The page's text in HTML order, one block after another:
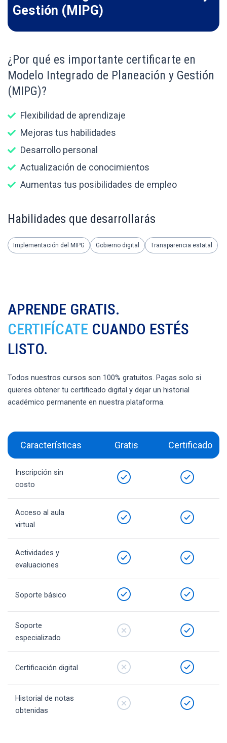
Gestión (MIPG)
¿Por qué es importante certificarte en
Modelo Integrado de Planeación y Gestión
(MIPG)?
Flexibilidad de aprendizaje
Mejoras tus habilidades
Desarrollo personal
Actualización de conocimientos
Aumentas tus posibilidades de empleo
Habilidades que desarrollarás
Implementación del MIPG Gobierno digital Transparencia estatal
APRENDE GRATIS.
CERTIFÍCATE CUANDO ESTÉS
LISTO.
Todos nuestros cursos son 100% gratuitos. Pagas solo si
quieres obtener tu certificado digital y dejar un historial
académico permanente en nuestra plataforma.
Características Gratis Certificado
Inscripción sin
costo
Acceso al aula
virtual
Actividades y
evaluaciones
Soporte básico
Soporte
especializado
Certificación digital
Historial de notas
obtenidas